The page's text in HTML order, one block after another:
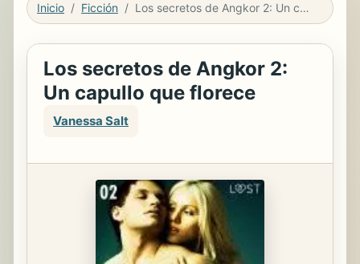
Inicio Ficción Los secretos de Angkor 2: Un capullo que florece
Los secretos de Angkor 2:
Un capullo que florece
Vanessa Salt